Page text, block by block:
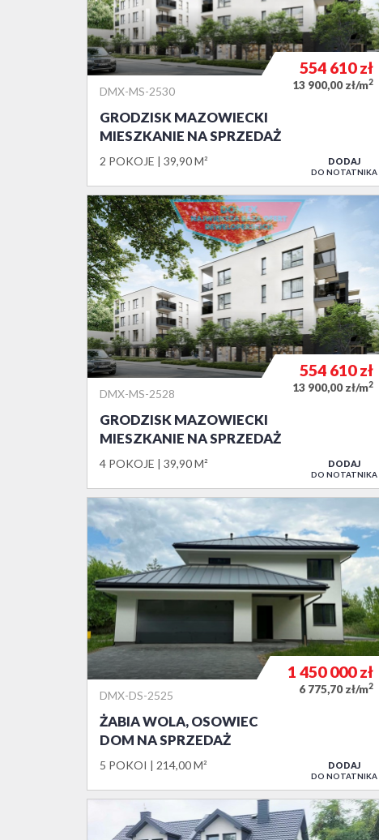
DMX-MS-2530
GRODZISK MAZOWIECKI
MIESZKANIE NA SPRZEDAŻ
2 POKOJE 39,90 M²
554 610zł
13 900,00 zł/m2
DODAJ
DO NOTATNIKA
DMX-MS-2528
GRODZISK MAZOWIECKI
MIESZKANIE NA SPRZEDAŻ
4 POKOJE 39,90 M²
554 610zł
13 900,00 zł/m2
DODAJ
DO NOTATNIKA
DMX-DS-2525
ŻABIA WOLA, OSOWIEC
DOM NA SPRZEDAŻ
5 POKOI 214,00 M²
1 450 000zł
6 775,70 zł/m2
DODAJ
DO NOTATNIKA